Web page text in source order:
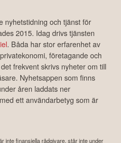
nyhetstidning och tjänst för
2015. Idag drivs tjänsten
. Båda har stor erfarenhet av
företagande och
frekvent skrivs nyheter om till
Nyhetsappen som finns
åren laddats ner
ett användarbetyg som är
inte finansiella rådgivare, står inte under